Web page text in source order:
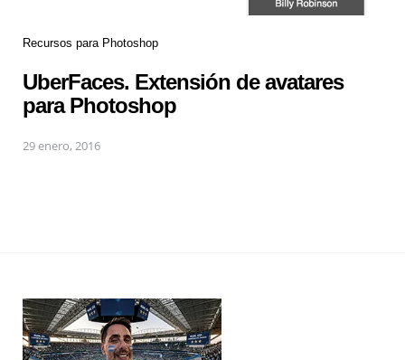
Recursos para Photoshop
UberFaces. Extensión de avatares
para Photoshop
29 enero, 2016